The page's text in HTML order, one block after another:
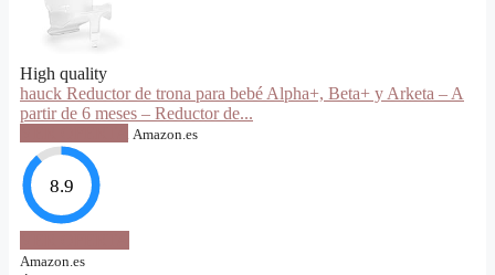
High quality
hauck Reductor de trona para bebé Alpha+, Beta+ y Arketa – A
partir de 6 meses – Reductor de...
Amazon.es
8.9
Amazon.es